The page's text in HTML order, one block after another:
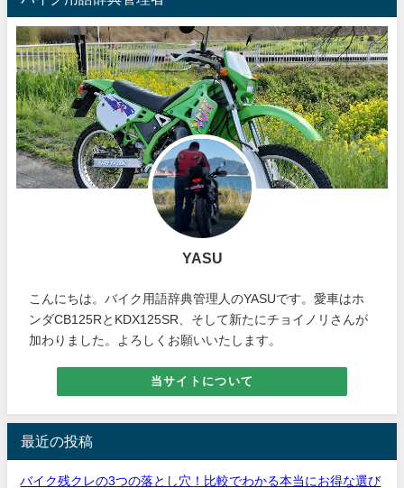
YASU
こんにちは。バイク用語辞典管理人のYASUです。愛車はホ
ンダCB125RとKDX125SR、そして新たにチョイノリさんが
加わりました。よろしくお願いいたします。
当サイトについて
最近の投稿
バイク残クレの3つの落とし穴！比較でわかる本当にお得な選び